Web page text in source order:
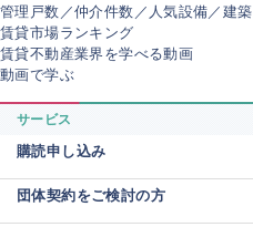
管理戸数／仲介件数／人気設備／建築
賃貸市場ランキング
賃貸不動産業界を学べる動画
動画で学ぶ
サービス
購読申し込み
団体契約をご検討の方